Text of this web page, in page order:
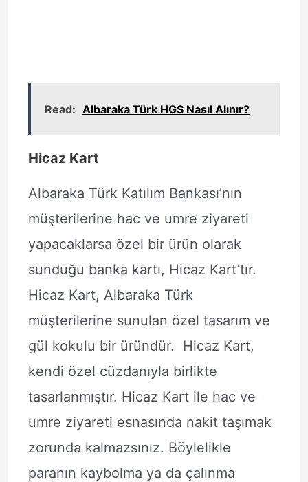
Read: Albaraka Türk HGS Nasıl Alınır?
Hicaz Kart
Albaraka Türk Katılım Bankası’nın
müşterilerine hac ve umre ziyareti
yapacaklarsa özel bir ürün olarak
sunduğu banka kartı, Hicaz Kart’tır.
Hicaz Kart, Albaraka Türk
müşterilerine sunulan özel tasarım ve
gül kokulu bir üründür. Hicaz Kart,
kendi özel cüzdanıyla birlikte
tasarlanmıştır. Hicaz Kart ile hac ve
umre ziyareti esnasında nakit taşımak
zorunda kalmazsınız. Böylelikle
paranın kaybolma ya da çalınma